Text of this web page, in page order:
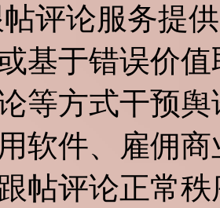
评论服务提
基于错误价
等方式干预
软件、雇佣
帖评论正常